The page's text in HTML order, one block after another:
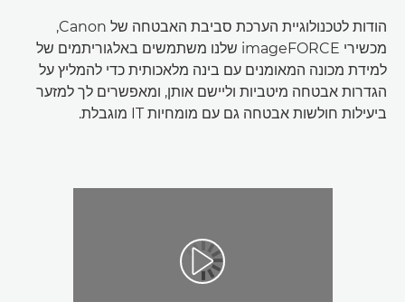
הודות לטכנולוגיית הערכת סביבת האבטחה של Canon,
מכשירי imageFORCE שלנו משתמשים באלגוריתמים של
למידת מכונה המאומנים עם בינה מלאכותית כדי להמליץ על
הגדרות אבטחה מיטביות וליישם אותן, ומאפשרים לך למזער
ביעילות חולשות אבטחה גם עם מומחיות IT מוגבלת.